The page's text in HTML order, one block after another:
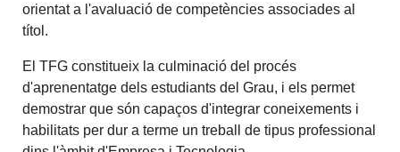
orientat a l'avaluació de competències associades al
títol.
El TFG constitueix la culminació del procés
d'aprenentatge dels estudiants del Grau, i els permet
demostrar que són capaços d'integrar coneixements i
habilitats per dur a terme un treball de tipus professional